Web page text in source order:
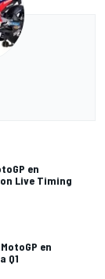
en
Live Timing
en
Q1